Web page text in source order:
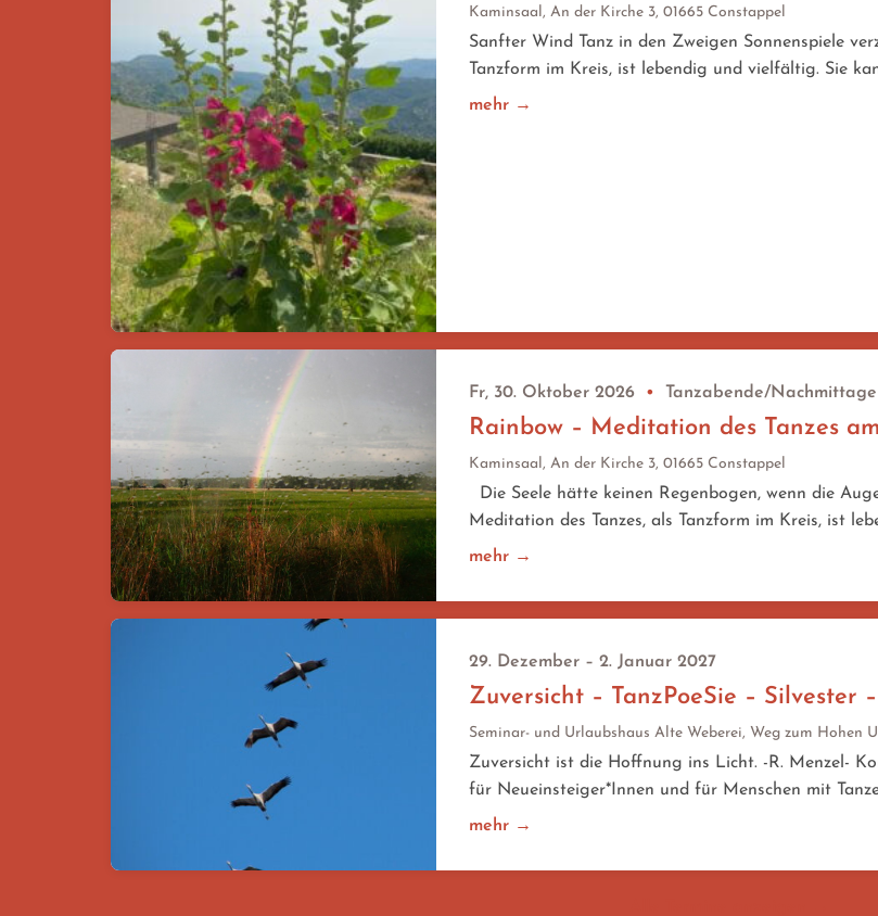
Kaminsaal, An der Kirche 3, 01665 Constappel
Sanfter Wind Tanz in den Zweigen Sonnenspiele
Tanzform im Kreis, ist lebendig und vielfältig. Sie
mehr →
Fr, 30. Oktober 2026 • Tanzabende/Nachmittage
Rainbow – Meditation des Tanzes
Kaminsaal, An der Kirche 3, 01665 Constappel
Die Seele hätte keinen Regenbogen, wenn die
Meditation des Tanzes, als Tanzform im Kreis, ist
mehr →
29. Dezember – 2. Januar 2027
Zuversicht – TanzPoeSie – Silvester
Seminar- und Urlaubshaus Alte Weberei, Weg zum Hohen
Zuversicht ist die Hoffnung ins Licht. -R. Menzel-
für Neueinsteiger*Innen und für Menschen mit
mehr →